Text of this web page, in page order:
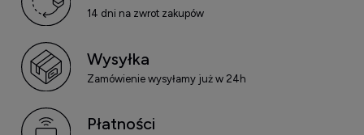
14 dni na zwrot zakupów
Wysyłka
Zamówienie wysyłamy już w 24h
Płatności